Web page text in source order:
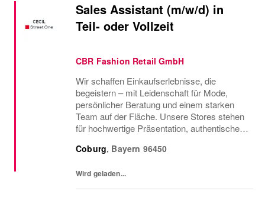
Sales Assistant (m/w/d) in
Teil- oder Vollzeit
CBR Fashion Retail GmbH
Wir schaffen Einkaufserlebnisse, die
begeistern – mit Leidenschaft für Mode,
persönlicher Beratung und einem starken
Team auf der Fläche. Unsere Stores stehen
für hochwertige Präsentation, authentischen
Kundinnen.Werde Teil unseres Street One
Coburg, Bayern 96450
Wird geladen...